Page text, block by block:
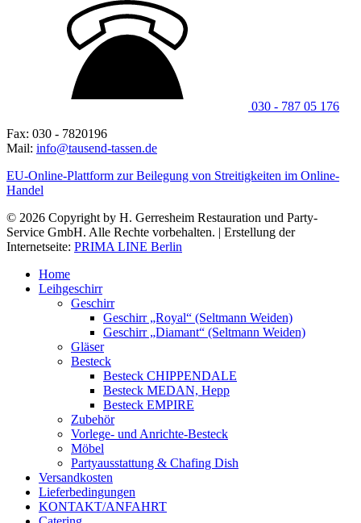
030 - 787 05 176
Fax: 030 - 7820196
Mail: info@tausend-tassen.de
EU-Online-Plattform zur Beilegung von Streitigkeiten im Online-
Handel
© 2026 Copyright by H. Gerresheim Restauration und Party-
Service GmbH. Alle Rechte vorbehalten. | Erstellung der
Internetseite: PRIMA LINE Berlin
Home
Leihgeschirr
Geschirr
Geschirr „Royal“ (Seltmann Weiden)
Geschirr „Diamant“ (Seltmann Weiden)
Gläser
Besteck
Besteck CHIPPENDALE
Besteck MEDAN, Hepp
Besteck EMPIRE
Zubehör
Vorlege- und Anrichte-Besteck
Möbel
Partyausstattung & Chafing Dish
Versandkosten
Lieferbedingungen
KONTAKT/ANFAHRT